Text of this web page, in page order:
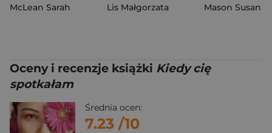
McLean Sarah
Lis Małgorzata
Mason Susan
Oceny i recenzje książki Kiedy cię
spotkałam
Średnia ocen:
7.23 /10